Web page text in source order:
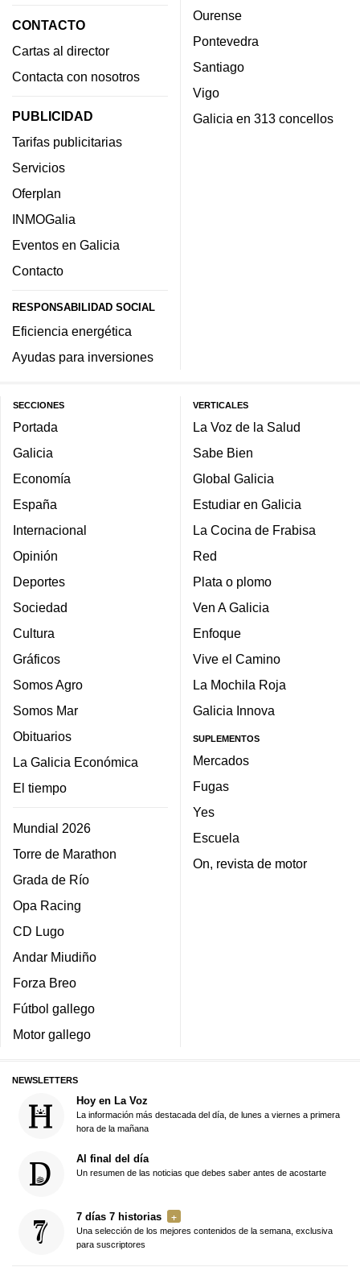
CONTACTO
Cartas al director
Contacta con nosotros
PUBLICIDAD
Tarifas publicitarias
Servicios
Oferplan
INMOGalia
Eventos en Galicia
Contacto
RESPONSABILIDAD SOCIAL
Eficiencia energética
Ayudas para inversiones
Ourense
Pontevedra
Santiago
Vigo
Galicia en 313 concellos
SECCIONES
Portada
Galicia
Economía
España
Internacional
Opinión
Deportes
Sociedad
Cultura
Gráficos
Somos Agro
Somos Mar
Obituarios
La Galicia Económica
El tiempo
Mundial 2026
Torre de Marathon
Grada de Río
Opa Racing
CD Lugo
Andar Miudiño
Forza Breo
Fútbol gallego
Motor gallego
VERTICALES
La Voz de la Salud
Sabe Bien
Global Galicia
Estudiar en Galicia
La Cocina de Frabisa
Red
Plata o plomo
Ven A Galicia
Enfoque
Vive el Camino
La Mochila Roja
Galicia Innova
SUPLEMENTOS
Mercados
Fugas
Yes
Escuela
On, revista de motor
NEWSLETTERS
Hoy en La Voz
La información más destacada del día, de lunes a viernes a primera
hora de la mañana
Al final del día
Un resumen de las noticias que debes saber antes de acostarte
7 días 7 historias
Una selección de los mejores contenidos de la semana, exclusiva
para suscriptores